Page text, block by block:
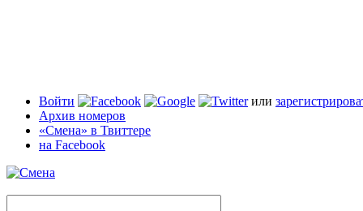
Войти или
Архив номеров
«Смена» в Твиттере
на Facebook